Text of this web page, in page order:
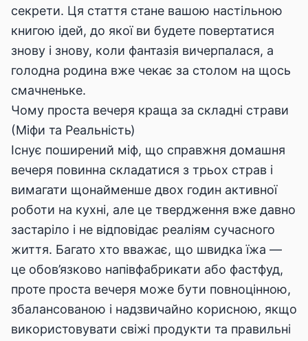
секрети. Ця стаття стане вашою настільною
книгою ідей, до якої ви будете повертатися
знову і знову, коли фантазія вичерпалася, а
голодна родина вже чекає за столом на щось
смачненьке.
Чому проста вечеря краща за складні страви
(Міфи та Реальність)
Існує поширений міф, що справжня домашня
вечеря повинна складатися з трьох страв і
вимагати щонайменше двох годин активної
роботи на кухні, але це твердження вже давно
застаріло і не відповідає реаліям сучасного
життя. Багато хто вважає, що швидка їжа —
це обов’язково напівфабрикати або фастфуд,
проте проста вечеря може бути повноцінною,
збалансованою і надзвичайно корисною, якщо
використовувати свіжі продукти та правильні